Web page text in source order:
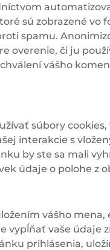
sú zobrazené vo
spamu.
overenie, či ju
vášho
súbory
interakcie s
by ste sa mali
údaje o polohe z
vášho
vypĺňať vaše
prihlásenia,